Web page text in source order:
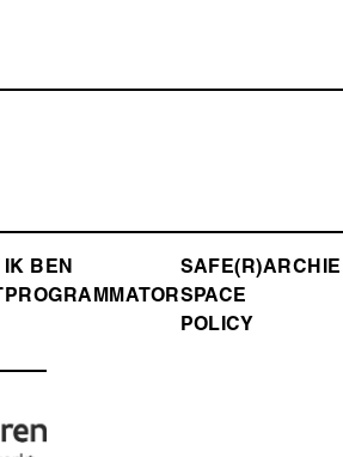
IK BEN
PROGRAMMATOR
SAFE(R)
SPACE
POLICY